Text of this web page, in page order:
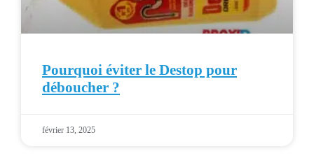
Pourquoi éviter le Destop pour
déboucher ?
février 13, 2025